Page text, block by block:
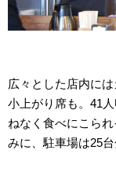
広々とした店内に
小上がり席も。41
ねなく食べにこら
みに、駐車場は25台